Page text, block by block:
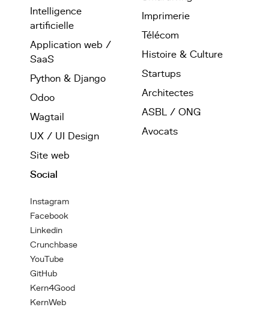
Intelligence
artificielle
Application web /
SaaS
Python & Django
Odoo
Wagtail
UX / UI Design
Site web
Imprimerie
Télécom
Histoire & Culture
Startups
Architectes
ASBL / ONG
Avocats
Social
Instagram
Facebook
Linkedin
Crunchbase
YouTube
GitHub
Kern4Good
KernWeb